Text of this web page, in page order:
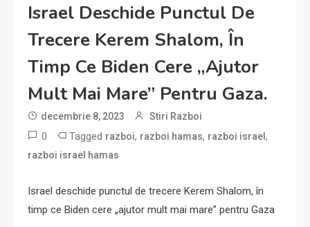
Israel Deschide Punctul De
Trecere Kerem Shalom, În
Timp Ce Biden Cere „ajutor
Mult Mai Mare” Pentru Gaza.
decembrie 8, 2023 Stiri Razboi
0 Tagged razboi, razboi hamas, razboi israel ,
razboi israel hamas
Israel deschide punctul de trecere Kerem Shalom, în
timp ce Biden cere „ajutor mult mai mare” pentru Gaza